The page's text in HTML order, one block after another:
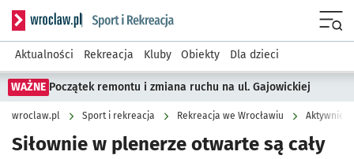
Serwis informacyjny wroclaw.pl podserwis: Sport i rekreacja
Aktualności Rekreacja Kluby Obiekty Dla dzieci
WAŻNE Początek remontu i zmiana ruchu na ul. Gajowickiej
wroclaw.pl Sport i rekreacja Rekreacja we Wrocławiu Aktywnie
Siłownie w plenerze otwarte są cały